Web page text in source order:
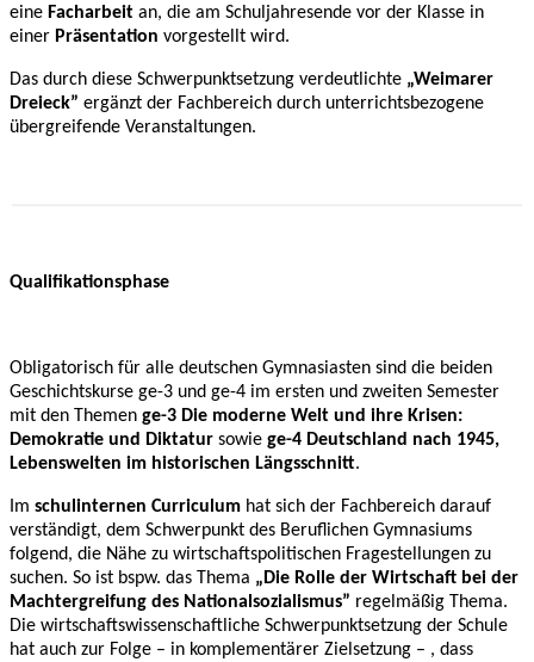
eine Facharbeit an, die am Schuljahresende vor der Klasse in
einer Präsentation vorgestellt wird.
Das durch diese Schwerpunktsetzung verdeutlichte „Weimarer
Dreieck” ergänzt der Fachbereich durch unterrichtsbezogene
übergreifende Veranstaltungen.
Qualifikationsphase
Obligatorisch für alle deutschen Gymnasiasten sind die beiden
Geschichtskurse ge-3 und ge-4 im ersten und zweiten Semester
mit den Themen ge-3 Die moderne Welt und ihre Krisen:
Demokratie und Diktatur sowie ge-4 Deutschland nach 1945,
Lebenswelten im historischen Längsschnitt.
Im schulinternen Curriculum hat sich der Fachbereich darauf
verständigt, dem Schwerpunkt des Beruflichen Gymnasiums
folgend, die Nähe zu wirtschaftspolitischen Fragestellungen zu
suchen. So ist bspw. das Thema „Die Rolle der Wirtschaft bei der
Machtergreifung des Nationalsozialismus” regelmäßig Thema.
Die wirtschaftswissenschaftliche Schwerpunktsetzung der Schule
hat auch zur Folge – in komplementärer Zielsetzung – , dass